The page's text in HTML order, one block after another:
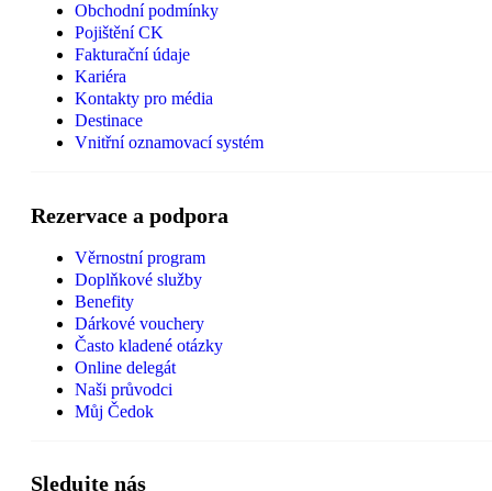
Obchodní podmínky
Pojištění CK
Fakturační údaje
Kariéra
Kontakty pro média
Destinace
Vnitřní oznamovací systém
Rezervace a podpora
Věrnostní program
Doplňkové služby
Benefity
Dárkové vouchery
Často kladené otázky
Online delegát
Naši průvodci
Můj Čedok
Sledujte nás